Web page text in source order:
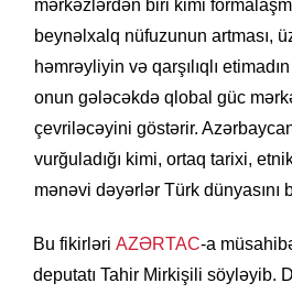
mərkəzlərdən biri kimi
beynəlxalq nüfuzunun artması,
həmrəyliyin və qarşılıqlı
onun gələcəkdə qlobal güc
çevriləcəyini göstərir.
vurğuladığı kimi, ortaq tarixi,
mənəvi dəyərlər Türk dünyasını
Bu fikirləri AZƏRTAC-a
deputatı Tahir Mirkişili söyləyib.